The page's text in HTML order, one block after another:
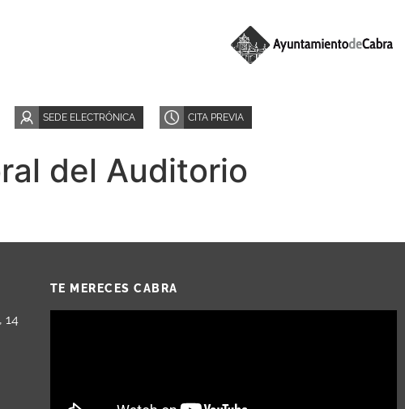
SEDE ELECTRÓNICA CITA PREVIA
del Auditorio
14
TE MERECES CABRA